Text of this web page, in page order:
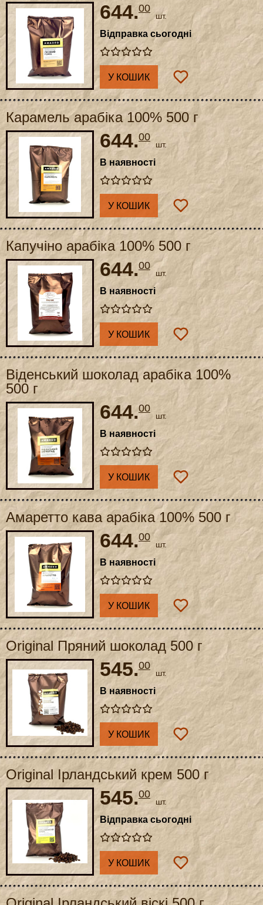
644.00
шт.
Відправка сьогодні
У КОШИК
Карамель арабіка 100% 500 г
644.00
шт.
В наявності
У КОШИК
Капучіно арабіка 100% 500 г
644.00
шт.
В наявності
У КОШИК
Віденський шоколад арабіка 100%
500 г
644.00
шт.
В наявності
У КОШИК
Амаретто кава арабіка 100% 500 г
644.00
шт.
В наявності
У КОШИК
Original Пряний шоколад 500 г
545.00
шт.
В наявності
У КОШИК
Original Ірландський крем 500 г
545.00
шт.
Відправка сьогодні
У КОШИК